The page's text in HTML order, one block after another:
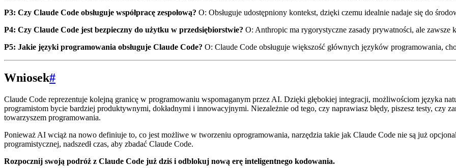
P3: Czy Claude Code obsługuje współpracę zespołową? O: Obsługuje udostępniony kontekst, dzięki czemu idealnie nadaje się do
P4: Czy Claude Code jest bezpieczny do użytku w przedsiębiorstwie? O: Anthropic ma rygorystyczne zasady prywatności, ale zawsze
P5: Jakie języki programowania obsługuje Claude Code? O: Claude Code obsługuje większość głównych języków programowania,
Wniosek#
Claude Code reprezentuje kolejną granicę w programowaniu wspomaganym przez AI. Dzięki głębokiej integracji, możliwościom języka
programistom bycie bardziej produktywnymi, dokładnymi i innowacyjnymi. Niezależnie od tego, czy naprawiasz błędy, piszesz testy, czy
towarzyszem programowania.
Ponieważ AI wciąż na nowo definiuje to, co jest możliwe w tworzeniu oprogramowania, narzędzia takie jak Claude Code nie są już
programistycznej, nadszedł czas, aby zbadać Claude Code.
Rozpocznij swoją podróż z Claude Code już dziś i odblokuj nową erę inteligentnego kodowania.